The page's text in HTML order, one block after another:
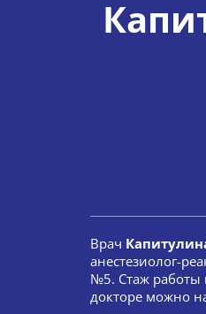
Врач
анестезиолог-
№5. Стаж работы
докторе можно